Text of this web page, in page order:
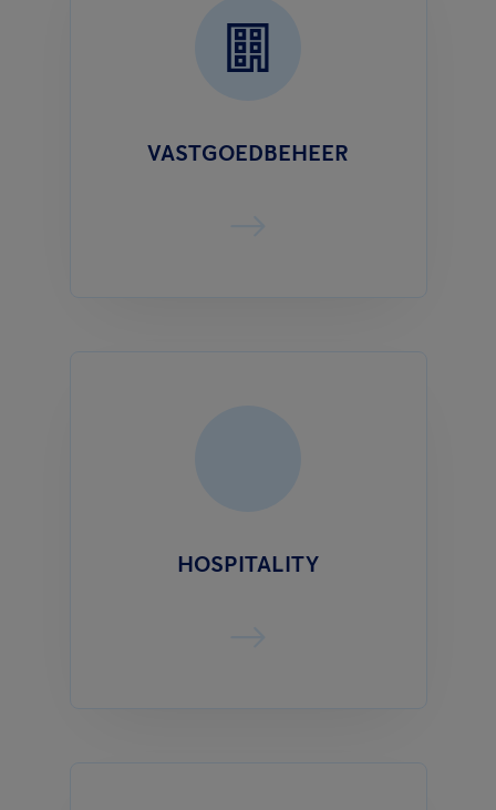
VASTGOEDBEHEER
HOSPITALITY